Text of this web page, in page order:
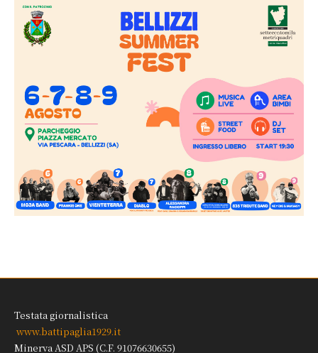
Testata giornalistica
www.battipaglia1929.it
Minerva ASD APS (C.F. 91076630655)